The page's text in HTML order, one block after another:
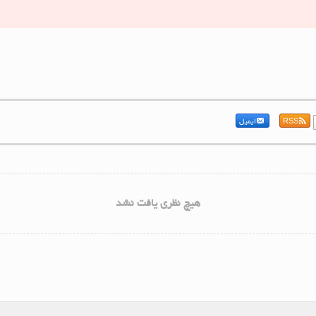
ایمیل RSS
هیچ نظری یافت نشد